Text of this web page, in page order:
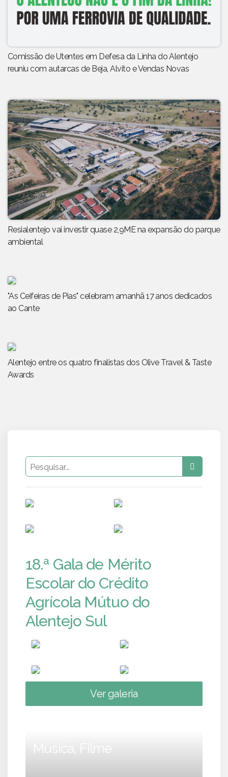
Comissão de Utentes em Defesa da Linha do Alentejo
reuniu com autarcas de Beja, Alvito e Vendas Novas
Resialentejo vai investir quase 2,9ME na expansão do parque
ambiental
"As Ceifeiras de Pias" celebram amanhã 17 anos dedicados
ao Cante
Alentejo entre os quatro finalistas dos Olive Travel & Taste
Awards
18.ª Gala de Mérito
Escolar do Crédito
Agrícola Mútuo do
Alentejo Sul
Ver galeria
Música, Filme